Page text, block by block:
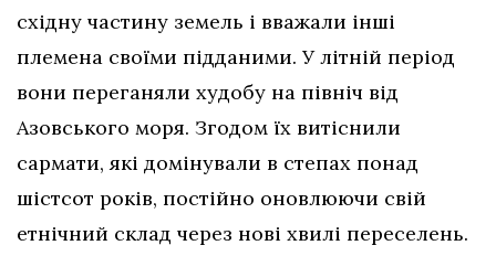
східну частину земель і вважали інші
племена своїми підданими. У літній період
вони переганяли худобу на північ від
Азовського моря. Згодом їх витіснили
сармати, які домінували в степах понад
шістсот років, постійно оновлюючи свій
етнічний склад через нові хвилі переселень.